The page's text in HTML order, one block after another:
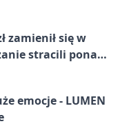
zamienił się w
stracili ponad
emocje - LUMEN